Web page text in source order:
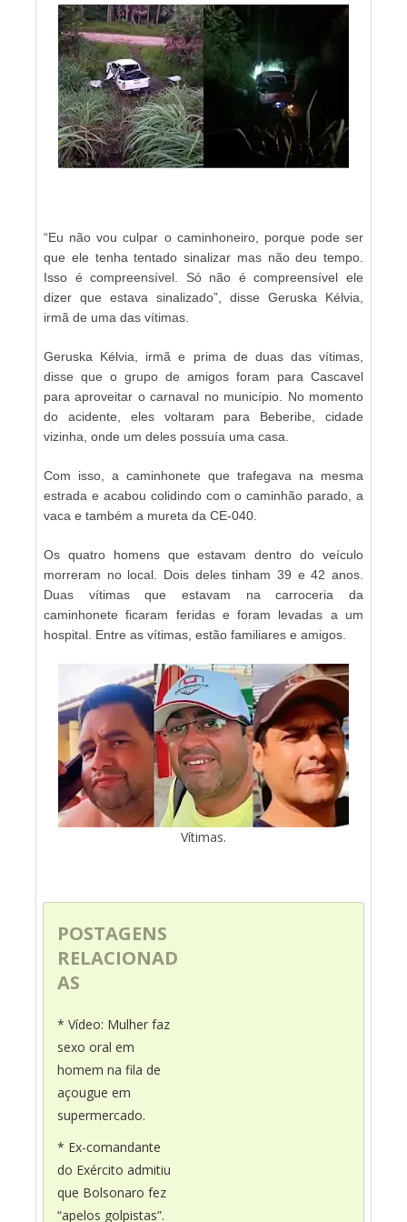
“Eu não vou culpar o caminhoneiro, porque pode ser
que ele tenha tentado sinalizar mas não deu tempo.
Isso é compreensível. Só não é compreensível ele
dizer que estava sinalizado”, disse Geruska Kélvia,
irmã de uma das vítimas.
Geruska Kélvia, irmã e prima de duas das vítimas,
disse que o grupo de amigos foram para Cascavel
para aproveitar o carnaval no município. No momento
do acidente, eles voltaram para Beberibe, cidade
vizinha, onde um deles possuía uma casa.
Com isso, a caminhonete que trafegava na mesma
estrada e acabou colidindo com o caminhão parado, a
vaca e também a mureta da CE-040.
Os quatro homens que estavam dentro do veículo
morreram no local. Dois deles tinham 39 e 42 anos.
Duas vítimas que estavam na carroceria da
caminhonete ficaram feridas e foram levadas a um
hospital. Entre as vítimas, estão familiares e amigos.
Vítimas.
POSTAGENS
RELACIONAD
AS
* Vídeo: Mulher faz
sexo oral em
homem na fila de
açougue em
supermercado.
* Ex-comandante
do Exército admitiu
que Bolsonaro fez
“apelos golpistas”.